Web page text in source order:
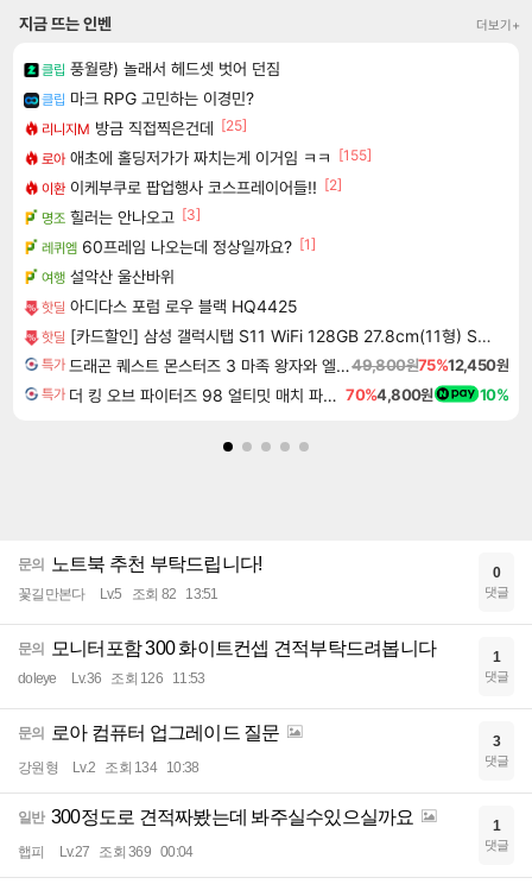
지금 뜨는 인벤 더보기+
클립 풍월량) 놀래서 헤드셋 벗어 던짐
클립 마크 RPG 고민하는 이경민?
리니지M 방금 직접찍은건데 [25]
로아 애초에 홀딩저가가 짜치는게 이거임 ㅋㅋ [155]
이환 이케부쿠로 팝업행사 코스프레이어들!! [2]
명조 힐러는 안나오고 [3]
레퀴엠 60프레임 나오는데 정상일까요? [1]
여행 설악산 울산바위
핫딜 아디다스 포럼 로우 블랙 HQ4425
핫딜 [카드할인] 삼성 갤럭시탭 S11 WiFi 128GB 27.8cm(11형) S펜포함 태블릿PC
특가 드래곤 퀘스트 몬스터즈 3 마족 왕자와 엘프의 여행 Dragon Quest Monsters The Dark Prince49,800원75%12,450원
특가 더 킹 오브 파이터즈 98 얼티밋 매치 파이널 에디션 THE KING OF FIGHTERS 98 ULTIMATE MATCH FINAL EDITION 70%4,800원 10%
문의 노트북 추천 부탁드립니다!
꽃길만본다 Lv.5 조회 82 13:51
0
댓글
문의 모니터포함 300 화이트컨셉 견적부탁드려봅니다
doleye Lv.36 조회 126 11:53
1
댓글
문의 로아 컴퓨터 업그레이드 질문
강원형 Lv.2 조회 134 10:38
3
댓글
일반 300정도로 견적짜봤는데 봐주실수있으실까요
햅피 Lv.27 조회 369 00:04
1
댓글